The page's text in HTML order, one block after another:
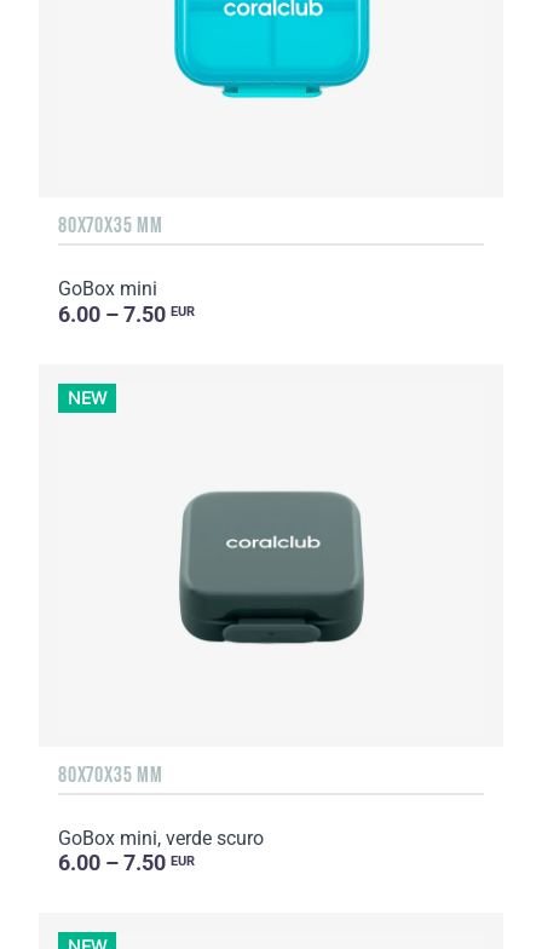
80X70X35 MM
GoBox mini
6.00 – 7.50 EUR
NEW
80X70X35 MM
GoBox mini, verde scuro
6.00 – 7.50 EUR